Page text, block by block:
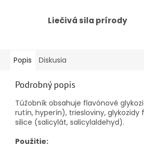
Liečivá sila prírody
Popis Diskusia
Podrobný popis
Túžobník obsahuje flavónové
rutín, hyperín), triesloviny, glykozidy
silice (salicylát, salicylaldehyd).
Použitie: